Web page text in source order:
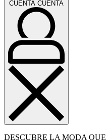
CUENTA CUENTA
DESCUBRE LA MODA